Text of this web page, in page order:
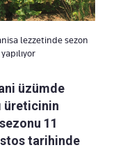
lezzetinde sezon
üzümde
üreticinin
11
tarihinde